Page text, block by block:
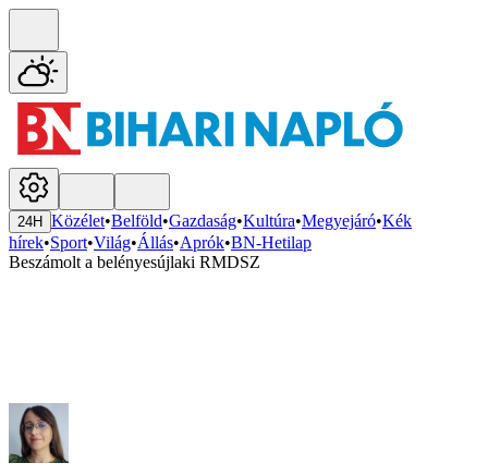
24H Közélet•Belföld•Gazdaság•Kultúra•Megyejáró•Kék
hírek•Sport•Világ•Állás•Aprók•BN-Hetilap
Beszámolt a belényesújlaki RMDSZ